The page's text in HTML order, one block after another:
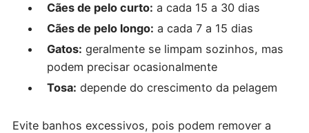
Cães de pelo curto: a cada 15 a 30 dias
Cães de pelo longo: a cada 7 a 15 dias
Gatos: geralmente se limpam sozinhos, mas
podem precisar ocasionalmente
Tosa: depende do crescimento da pelagem
Evite banhos excessivos, pois podem remover a